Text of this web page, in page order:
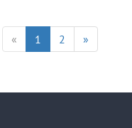
« 1 2 »